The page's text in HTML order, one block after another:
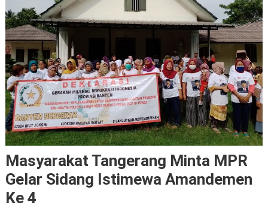
Masyarakat Tangerang Minta MPR
Gelar Sidang Istimewa Amandemen
Ke 4